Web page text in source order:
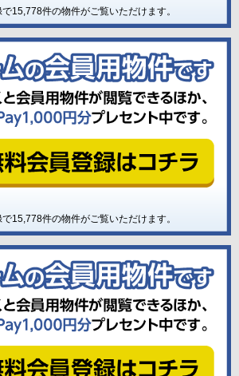
で15,778件の物件がご覧いただけます。
で15,778件の物件がご覧いただけます。